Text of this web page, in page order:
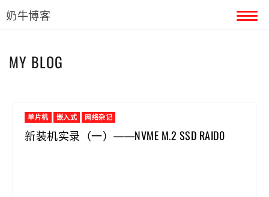
奶牛博客
MY BLOG
单片机 嵌入式 网络杂记
新装机实录（一）——NVME M.2 SSD RAID0